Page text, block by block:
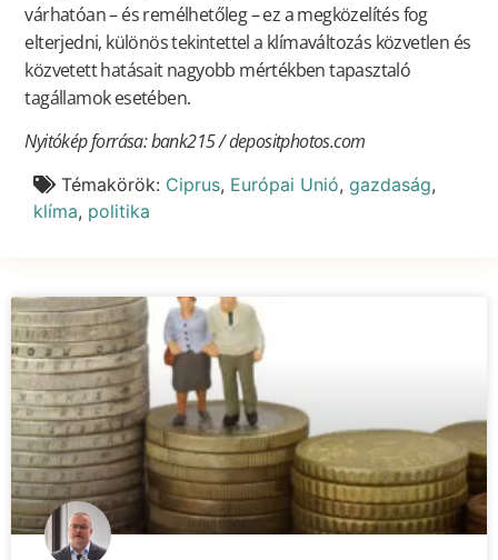
várhatóan – és remélhetőleg – ez a megközelítés fog
elterjedni, különös tekintettel a klímaváltozás közvetlen és
közvetett hatásait nagyobb mértékben tapasztaló
tagállamok esetében.
Nyitókép forrása: bank215 / depositphotos.com
Témakörök: Ciprus, Európai Unió, gazdaság,
klíma, politika